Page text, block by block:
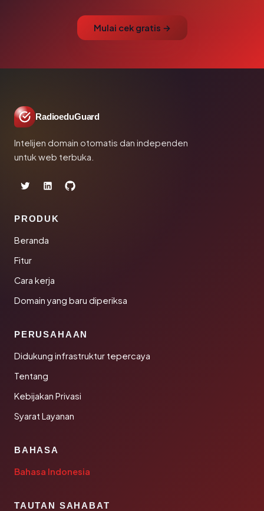
Mulai cek gratis →
RadioeduGuard
Intelijen domain otomatis dan independen
untuk web terbuka.
PRODUK
Beranda
Fitur
Cara kerja
Domain yang baru diperiksa
PERUSAHAAN
Didukung infrastruktur tepercaya
Tentang
Kebijakan Privasi
Syarat Layanan
BAHASA
Bahasa Indonesia
TAUTAN SAHABAT